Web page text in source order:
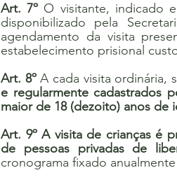
Art. 7º O visitante, indicado
disponibilizado pela
agendamento da visita
estabelecimento prisional
Art. 8º A cada visita ordinária,
e regularmente cadastrados
maior de 18 (dezoito) anos de
Art. 9º A visita de crianças é
de pessoas privadas de
cronograma fixado